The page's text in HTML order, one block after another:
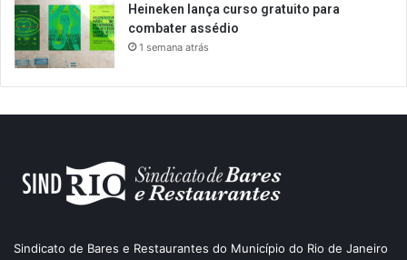
Heineken lança curso gratuito para
combater assédio
1 semana atrás
Sindicato de Bares e Restaurantes do Município do Rio de Janeiro